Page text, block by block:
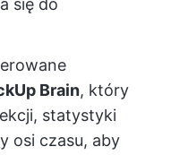
się do
Brain, który
statystyki
osi czasu, aby